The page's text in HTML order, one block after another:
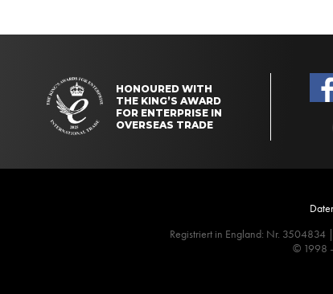
HONOURED WITH
THE KING’S AWARD
FOR ENTERPRISE IN
OVERSEAS TRADE
Registriert in England: Nr. 3504834
© 1998